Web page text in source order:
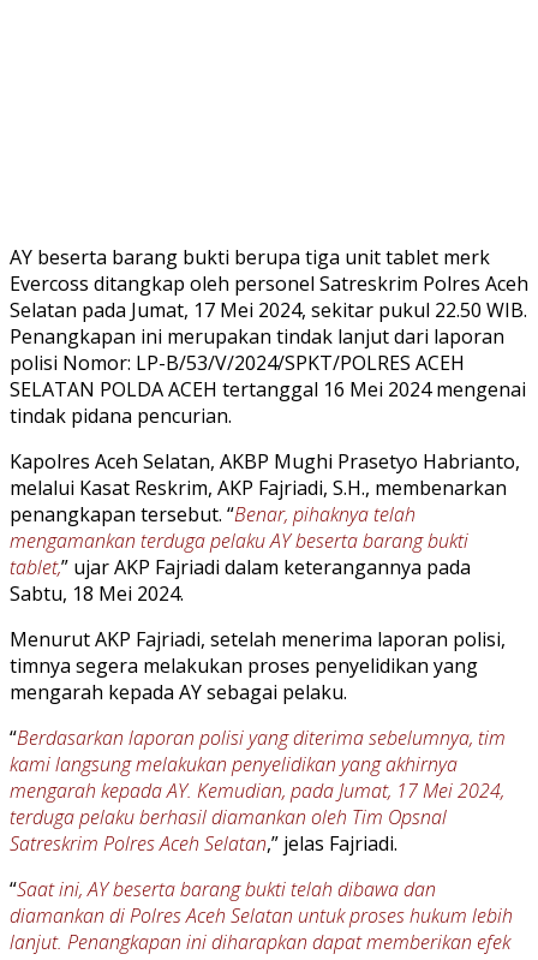
AY beserta barang bukti berupa tiga unit tablet merk
Evercoss ditangkap oleh personel Satreskrim Polres Aceh
Selatan pada Jumat, 17 Mei 2024, sekitar pukul 22.50 WIB.
Penangkapan ini merupakan tindak lanjut dari laporan
polisi Nomor: LP-B/53/V/2024/SPKT/POLRES ACEH
SELATAN POLDA ACEH tertanggal 16 Mei 2024 mengenai
tindak pidana pencurian.
Kapolres Aceh Selatan, AKBP Mughi Prasetyo Habrianto,
melalui Kasat Reskrim, AKP Fajriadi, S.H., membenarkan
penangkapan tersebut. “Benar, pihaknya telah
mengamankan terduga pelaku AY beserta barang bukti
tablet,” ujar AKP Fajriadi dalam keterangannya pada
Sabtu, 18 Mei 2024.
Menurut AKP Fajriadi, setelah menerima laporan polisi,
timnya segera melakukan proses penyelidikan yang
mengarah kepada AY sebagai pelaku.
“Berdasarkan laporan polisi yang diterima sebelumnya, tim
kami langsung melakukan penyelidikan yang akhirnya
mengarah kepada AY. Kemudian, pada Jumat, 17 Mei 2024,
terduga pelaku berhasil diamankan oleh Tim Opsnal
Satreskrim Polres Aceh Selatan,” jelas Fajriadi.
“Saat ini, AY beserta barang bukti telah dibawa dan
diamankan di Polres Aceh Selatan untuk proses hukum lebih
lanjut. Penangkapan ini diharapkan dapat memberikan efek